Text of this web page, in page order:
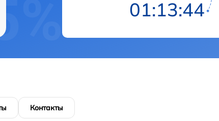
01:13:43
Контакты